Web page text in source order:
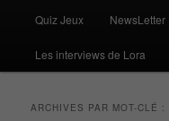
Quiz Jeux NewsLetter
Les interviews de Lora
ARCHIVES PAR MOT-CLÉ :